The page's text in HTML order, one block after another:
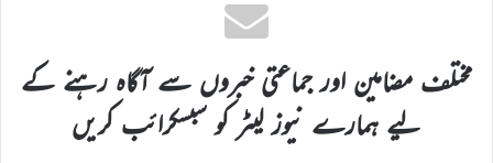
مختلف مضامین اور جماعتی خبروں سے آگاہ رہنے کے
لیے ہمارے نیوز لیٹر کو سبسکرائب کریں